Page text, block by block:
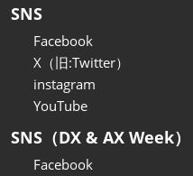
SNS
Facebook
X（旧:Twitter）
instagram
YouTube
SNS（DX & AX Week）
Facebook